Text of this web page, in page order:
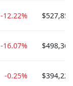
-12.22%
-16.07%
-0.25%